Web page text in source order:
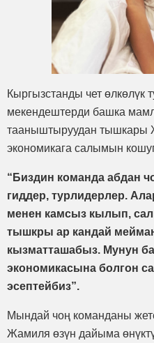
Кыргызстанды чет өлкөлүк
мекендештерди башка
тааныштыруудан тышкары
экономикага салымын
“Биздин команда абдан
гиддер, турлидерлер.
менен камсыз кылып,
тышкры ар кандай
кызматташабыз. Мунун
экономикасына болгон
эсептейбиз”.
Мындай чоң команданы
Жамиля өзүн дайыма